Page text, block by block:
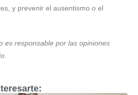
y prevenir el ausentismo o el
es responsable por las opiniones
.